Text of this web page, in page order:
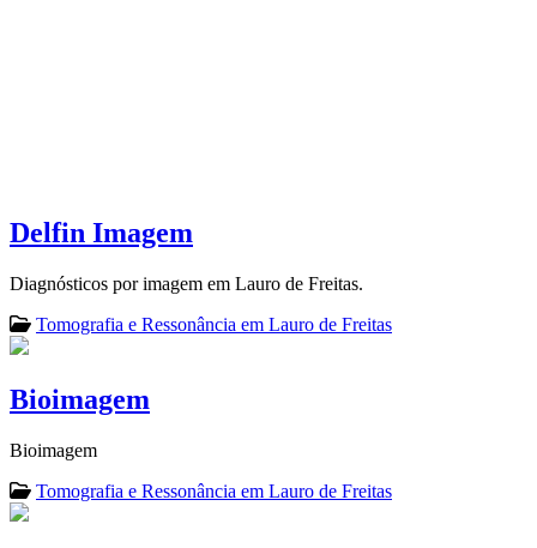
Delfin Imagem
Diagnósticos por imagem em Lauro de Freitas.
Tomografia e Ressonância em Lauro de Freitas
Bioimagem
Bioimagem
Tomografia e Ressonância em Lauro de Freitas